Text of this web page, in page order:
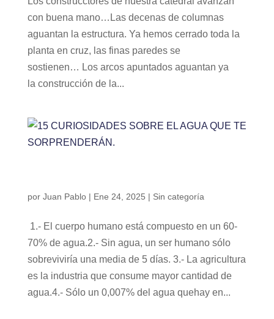
con buena mano…Las decenas de columnas
aguantan la estructura. Ya hemos cerrado toda la
planta en cruz, las finas paredes se
sostienen… Los arcos apuntados aguantan ya
la construcción de la...
por Juan Pablo| Ene 24, 2025 | Sin categoría
1.- El cuerpo humano está compuesto en un 60-
70% de agua.2.- Sin agua, un ser humano sólo
sobreviviría una media de 5 días. 3.- La agricultura
es la industria que consume mayor cantidad de
agua.4.- Sólo un 0,007% del agua quehay en...